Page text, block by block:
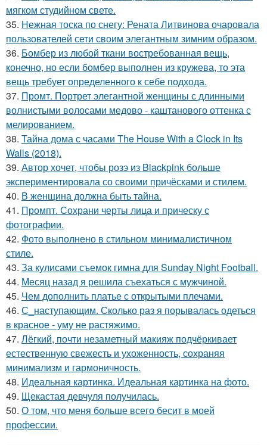
мягком студийном свете.
35. Нежная тоска по снегу: Рената Литвинова очаровала
пользователей сети своим элегантным зимним образом.
36. Бомбер из любой ткани востребованная вещь,
конечно, но если бомбер выполнен из кружева, то эта
вещь требует определенного к себе подхода.
37. Промт. Портрет элегантной женщины с длинными
волнистыми волосами медово - каштанового оттенка с
мелированием.
38. Тайна дома с часами The House With a Clock in Its
Walls (2018).
39. Автор хочет, чтобы розэ из Blackpink больше
экспериментировала со своими причёсками и стилем.
40. В женщина должна быть тайна.
41. Промпт. Сохрани черты лица и прическу с
фотографии.
42. Фото выполнено в стильном минималистичном
стиле.
43. За кулисами съемок гимна для Sunday Night Football.
44. Месяц назад я решила съехаться с мужчиной.
45. Чем дополнить платье с открытыми плечами.
46. С_наступающим. Сколько раз я порывалась одеться
в красное - уму не растяжимо.
47. Лёгкий, почти незаметный макияж подчёркивает
естественную свежесть и ухоженность, сохраняя
минимализм и гармоничность.
48. Идеальная картинка. Идеальная картинка на фото.
49. Щекастая девчуля получилась.
50. О том, что меня больше всего бесит в моей
профессии.